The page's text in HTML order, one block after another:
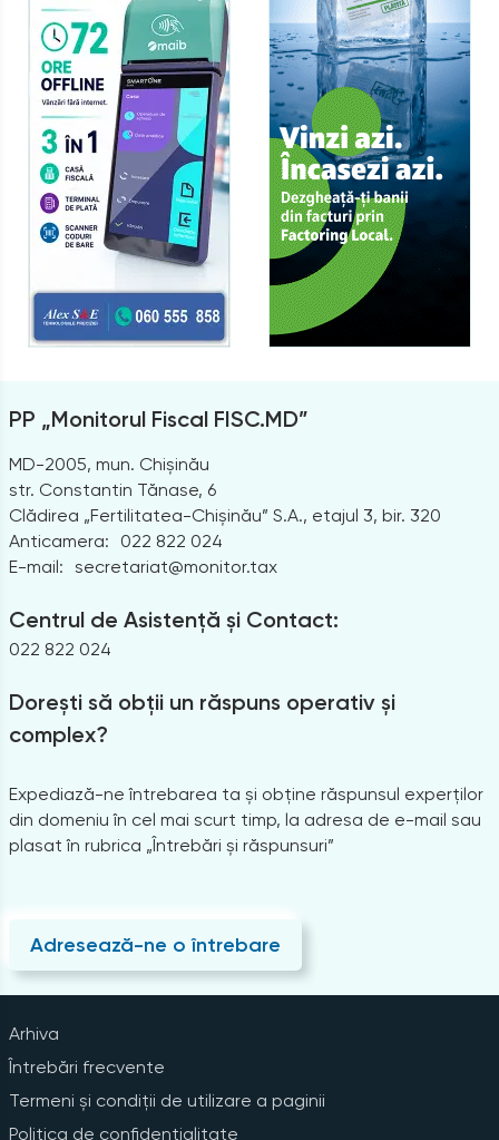
PP „Monitorul Fiscal FISC.MD”
MD-2005, mun. Chișinău
str. Constantin Tănase, 6
Clădirea „Fertilitatea-Chișinău” S.A., etajul 3, bir. 320
Anticamera:
022 822 024
E-mail: secretariat@monitor.tax
Centrul de Asistență și Contact:
022 822 024
Dorești să obții un răspuns operativ și
complex?
Expediază-ne întrebarea ta și obține răspunsul experților
din domeniu în cel mai scurt timp, la adresa de e-mail sau
plasat în rubrica „Întrebări și răspunsuri”
Adresează-ne o întrebare
Arhiva
Întrebări frecvente
Termeni și condiții de utilizare a paginii
Politica de confidențialitate